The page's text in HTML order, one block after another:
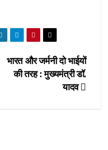
भारत और जर्मनी दो भाईयों
की तरह : मुख्यमंत्री डॉ.
यादव